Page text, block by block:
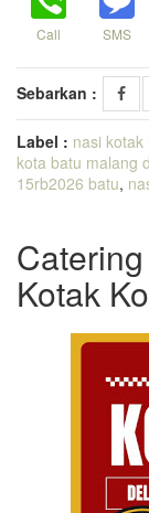
Call SMS
Sebarkan :
Label : nasi
kota batu malang
15rb2026 batu,
Kotak